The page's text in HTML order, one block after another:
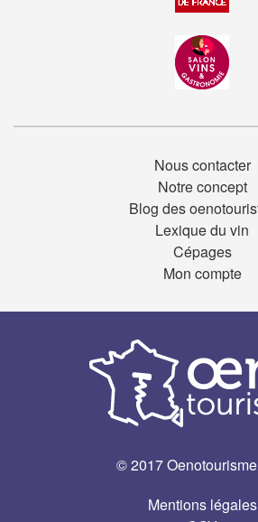
Nous contacter
Notre concept
Blog des
Lexique du vin
Cépages
Mon compte
© 2017
Mentions légales